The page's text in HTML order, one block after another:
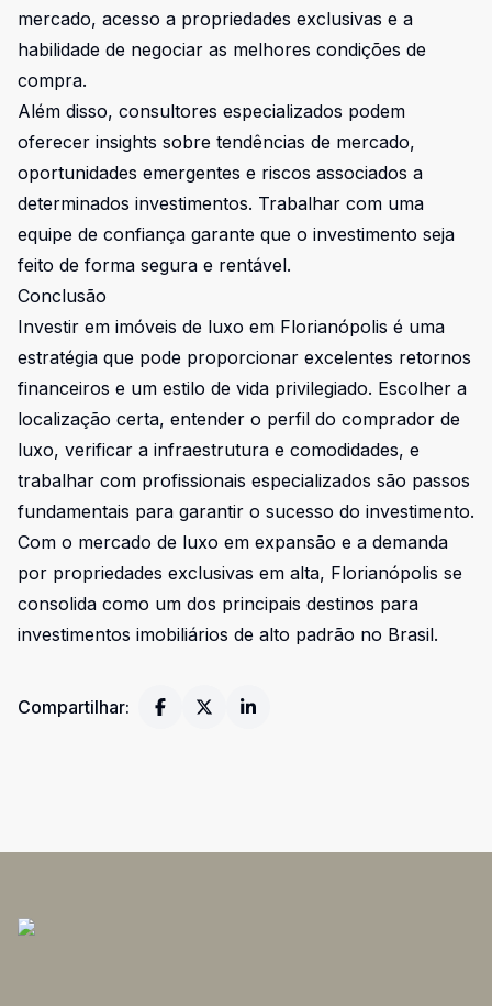
mercado, acesso a propriedades exclusivas e a
habilidade de negociar as melhores condições de
compra.
Além disso, consultores especializados podem
oferecer insights sobre tendências de mercado,
oportunidades emergentes e riscos associados a
determinados investimentos. Trabalhar com uma
equipe de confiança garante que o investimento seja
feito de forma segura e rentável.
Conclusão
Investir em imóveis de luxo em Florianópolis é uma
estratégia que pode proporcionar excelentes retornos
financeiros e um estilo de vida privilegiado. Escolher a
localização certa, entender o perfil do comprador de
luxo, verificar a infraestrutura e comodidades, e
trabalhar com profissionais especializados são passos
fundamentais para garantir o sucesso do investimento.
Com o mercado de luxo em expansão e a demanda
por propriedades exclusivas em alta, Florianópolis se
consolida como um dos principais destinos para
investimentos imobiliários de alto padrão no Brasil.
Compartilhar: